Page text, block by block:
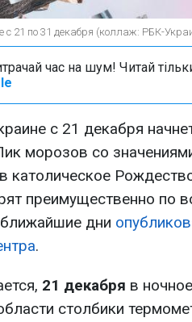
с 21 по 31 декабря (коллаж: РБК-
час на шум! Читай
с 21 декабря
морозов со
католическое
преимущественно по
дни
.
21 декабря в
столбики